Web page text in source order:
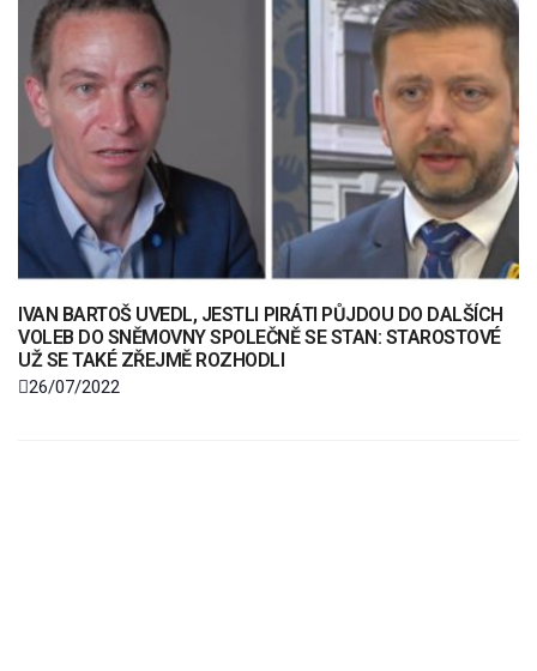
IVAN BARTOŠ UVEDL, JESTLI PIRÁTI PŮJDOU DO DALŠÍCH
VOLEB DO SNĚMOVNY SPOLEČNĚ SE STAN: STAROSTOVÉ
UŽ SE TAKÉ ZŘEJMĚ ROZHODLI
26/07/2022